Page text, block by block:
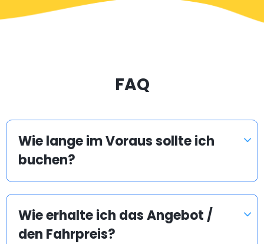
FAQ
Wie lange im Voraus sollte ich
buchen?
Wie erhalte ich das Angebot /
den Fahrpreis?